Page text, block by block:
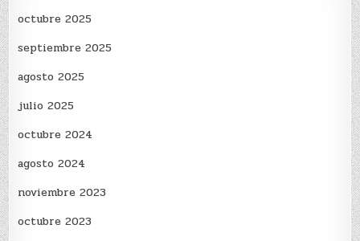
octubre 2025
septiembre 2025
agosto 2025
julio 2025
octubre 2024
agosto 2024
noviembre 2023
octubre 2023